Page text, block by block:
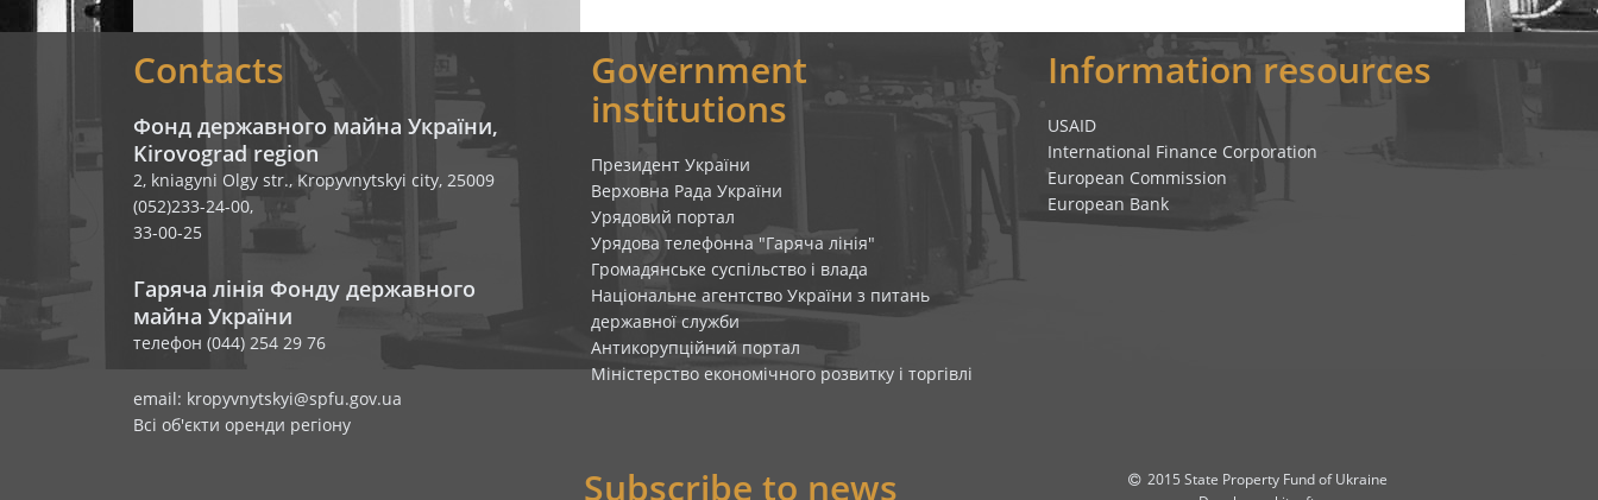
Contacts
Фонд державного майна України,
Kirovograd region
2, kniagyni Olgy str., Kropyvnytskyi city, 25009
(052)233-24-00,
33-00-25
Гаряча лінія Фонду державного
майна України
телефон (044) 254 29 76
email: kropyvnytskyi@spfu.gov.ua
Всі об'єкти оренди регіону
Government
institutions
Президент України
Верховна Рада України
Урядовий портал
Урядова телефонна "Гаряча лінія"
Громадянське суспільство і влада
Національне агентство України з питань
державної служби
Антикорупційний портал
Міністерство економічного розвитку і торгівлі
Information resources
USAID
International Finance Corporation
European Commission
European Bank
Subscribe to news
2015 State Property Fund of Ukraine